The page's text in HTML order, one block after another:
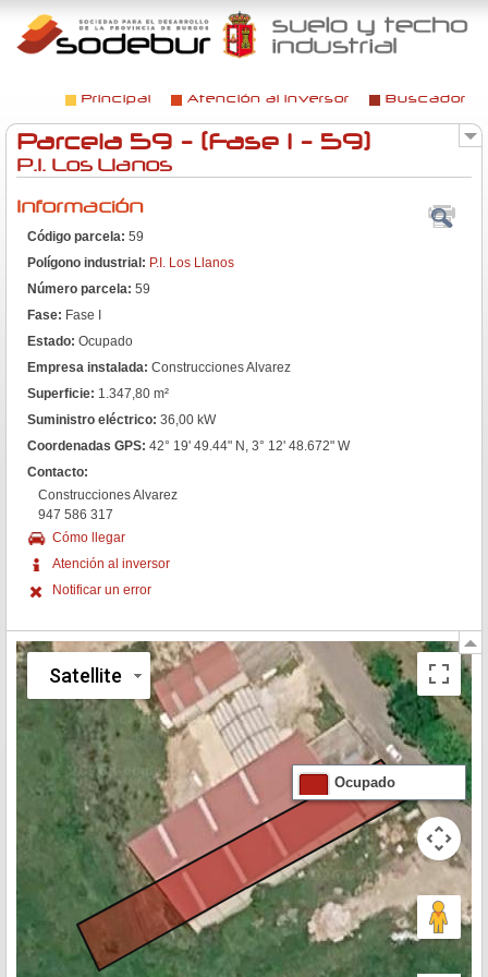
Jump to navigation
Menú principal
Principal Atención al inversor Buscador
Parcela 59 - (Fase I - 59)
P.I. Los Llanos
Información
Código parcela: 59
Polígono industrial: P.I. Los Llanos
Número parcela: 59
Fase: Fase I
Estado: Ocupado
Empresa instalada: Construcciones Alvarez
Superficie: 1.347,80 m²
Suministro eléctrico: 36,00 kW
Coordenadas GPS: 42° 19' 49.44" N, 3° 12' 48.672" W
Contacto:
Construcciones Alvarez
947 586 317
Cómo llegar
Atención al inversor
Notificar un error
Satellite
Ocupado